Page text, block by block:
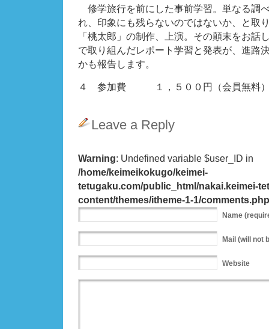
修学旅行を前にした事前学習。単なる調
れ、印象にも残らないのではないか、と取
「桃太郎」の制作、上演。その顛末をお話
で取り組んだレポート学習と発表が、進路
かも報告します。
４ 参加費 １，５００円（会員無料
Leave a Reply
Warning: Undefined variable $user_ID in
/home/keimeikokugo/keimei-
tetugaku.com/public_html/nakai.keimei-
content/themes/itheme-1-1/comments.php
Name
Mail (will not
Website